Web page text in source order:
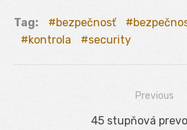
Tag: bezpečnosť
kontrola
security
Navigácia
Previous
Previous
45 stupňová